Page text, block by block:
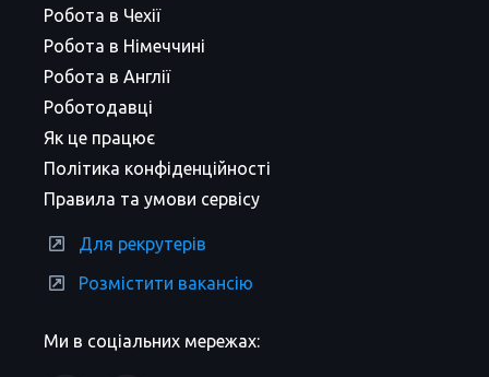
Ми в соціальних мережах:
Робота в Чехії
Робота в Німеччині
Робота в Англії
Роботодавці
Як це працює
Політика конфіденційності
Правила та умови сервісу
Для рекрутерів
Розмістити вакансію